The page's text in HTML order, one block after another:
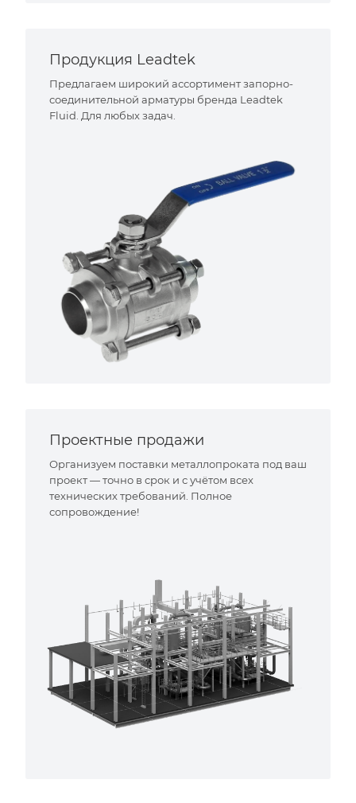
Продукция Leadtek
Предлагаем широкий ассортимент запорно-
соединительной арматуры бренда Leadtek
Fluid. Для любых задач.
Проектные продажи
Организуем поставки металлопроката под ваш
проект — точно в срок и с учётом всех
технических требований. Полное
сопровождение!